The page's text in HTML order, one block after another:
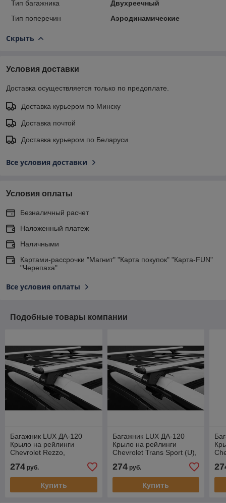
Тип багажника
Двухреечный
Тип поперечин
Аэродинамические
Скрыть
Условия доставки
Доставка осуществляется только по предоплате.
Доставка курьером по Минску
Доставка почтой
Доставка курьером по Беларуси
Все условия доставки
Условия оплаты
Безналичный расчет
Наложенный платеж
Наличными
Картами-рассрочки "Магнит" "Карта покупок" "Карта-FUN"
"Черепаха"
Все условия оплаты
Подобные товары компании
Багажник LUX ДА-120
Крыло на рейлинги
Chevrolet Rezzo,
274 руб.
Купить
Багажник LUX ДА-120
Крыло на рейлинги
Chevrolet Trans Sport (U),
274руб.
Купить